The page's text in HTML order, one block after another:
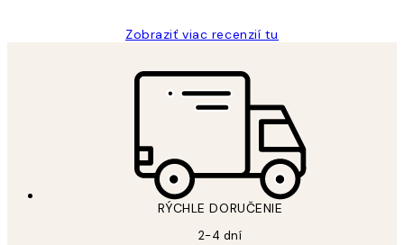
Zobraziť viac recenzií tu
RÝCHLE DORUČENIE
2-4 dní